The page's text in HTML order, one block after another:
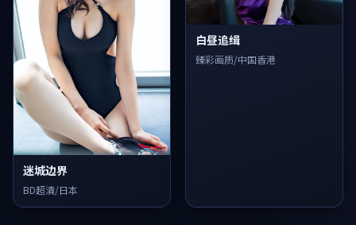
迷城边界
BD超清/日本
白昼追缉
臻彩画质/中国香港